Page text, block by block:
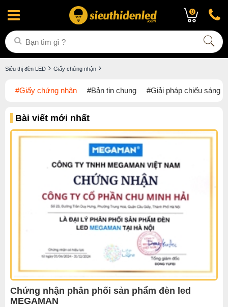
0
Siêu thị đèn LED Giấy chứng nhận
#Giấy chứng nhận #Bản tin chung #Giải pháp chiếu sáng
Bài viết mới nhất
Chứng nhận phân phối sản phẩm đèn led
MEGAMAN